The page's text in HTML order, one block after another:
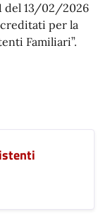
del 13/02/2026
per la
Familiari”.